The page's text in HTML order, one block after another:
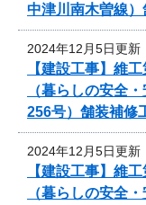
中津川南木曽線
2024年12月5日更新
【建設工事】維
（暮らしの安全
256号）舗装補修
2024年12月5日更新
【建設工事】維
（暮らしの安全